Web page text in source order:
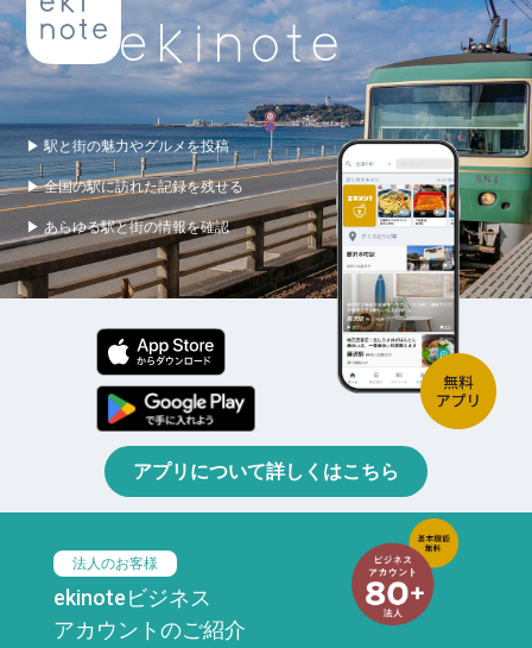
▶ 駅と街の魅力やグルメを投稿
▶ 全国の駅に訪れた記録を残せる
▶ あらゆる駅と街の情報を確認
アプリについて詳しくはこちら
法人のお客様
ekinoteビジネス
アカウントのご紹介